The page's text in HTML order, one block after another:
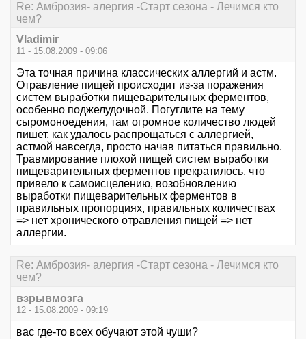
Re: Амброзия- алергия -Старт сезона - Лечимся кто
чем?
Vladimir
11 - 15.08.2009 - 09:06
Эта точная причина классических аллергий и астм.
Отравление пищей происходит из-за поражения
систем выработки пищеварительных ферментов,
особенно поджелудочной. Погуглите на тему
сыромоноедения, там огромное количество людей
пишет, как удалось распрощаться с аллергией,
астмой навсегда, просто начав питаться правильно.
Травмирование плохой пищей систем выработки
пищеварительных ферментов прекратилось, что
привело к самоисцелению, возобновлению
выработки пищеварительных ферментов в
правильных пропорциях, правильных количествах
=> нет хронического отравления пищей => нет
аллергии.
Re: Амброзия- алергия -Старт сезона - Лечимся кто
чем?
взрывмозга
12 - 15.08.2009 - 09:19
вас где-то всех обучают этой чуши?